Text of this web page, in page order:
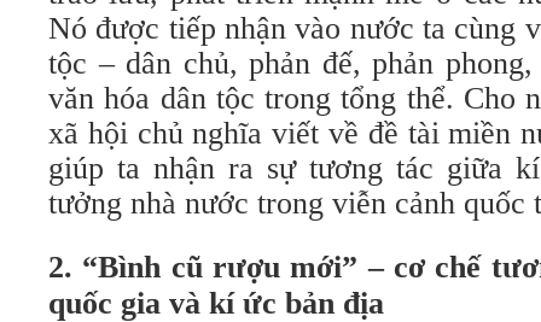
Nó được tiếp nhận vào nước ta cùng
tộc – dân chủ, phản đế, phản
văn hóa dân tộc trong tổng thể. Cho
xã hội chủ nghĩa viết về đề tài miền
giúp ta nhận ra sự tương tác giữa
tưởng nhà nước trong viễn cảnh quốc
2. “Bình cũ rượu mới” – cơ chế
quốc gia và kí ức bản địa